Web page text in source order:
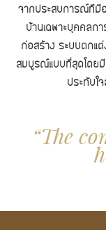
จากประสบการณ์ทีมี
บ้านเฉพาะบุคคลก
ก่อสร้าง ระบบตกแ
สมบูรณ์แบบที่สุดโดยมี
ประทับใ
“The